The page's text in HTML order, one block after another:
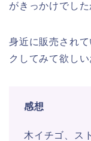
がきっかけでし
身近に販売され
クしてみて欲し
感想
木イチゴ、ス